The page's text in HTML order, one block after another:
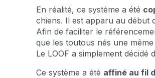
En réalité, ce système a été
chiens. Il est apparu au début
Afin de faciliter le
que les toutous nés une
Le LOOF a simplement décidé
Ce système a été affiné au fil